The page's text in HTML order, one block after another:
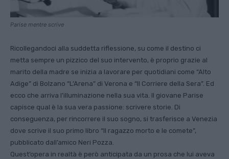
Parise mentre scrive
Ricollegandoci alla suddetta riflessione, su come il destino ci
metta sempre un pizzico del suo intervento, è proprio grazie al
marito della madre se inizia a lavorare per quotidiani come “Alto
Adige” di Bolzano “L’Arena” di Verona e “Il Corriere della Sera”. Ed
ecco che arriva l’illuminazione nella sua vita. Il giovane Parise
capisce qual è la sua vera passione: scrivere storie. Di
conseguenza, per rincorrere il suo sogno, si trasferisce a Venezia
dove scrive il suo primo libro “Il ragazzo morto e le comete”,
pubblicato dall’amico Neri Pozza.
Quest’opera in realtà è però anticipata da un prosa che lui aveva